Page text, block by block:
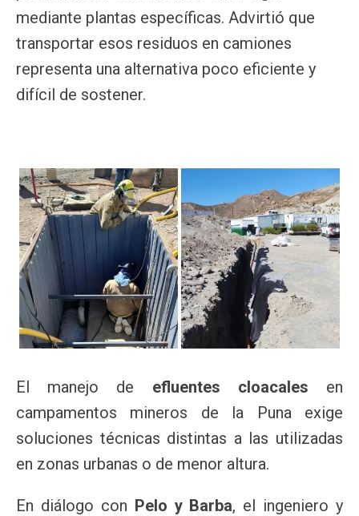
mediante plantas específicas. Advirtió que
transportar esos residuos en camiones
representa una alternativa poco eficiente y
difícil de sostener.
El manejo de efluentes cloacales en
campamentos mineros de la Puna exige
soluciones técnicas distintas a las utilizadas
en zonas urbanas o de menor altura.
En diálogo con Pelo y Barba, el ingeniero y